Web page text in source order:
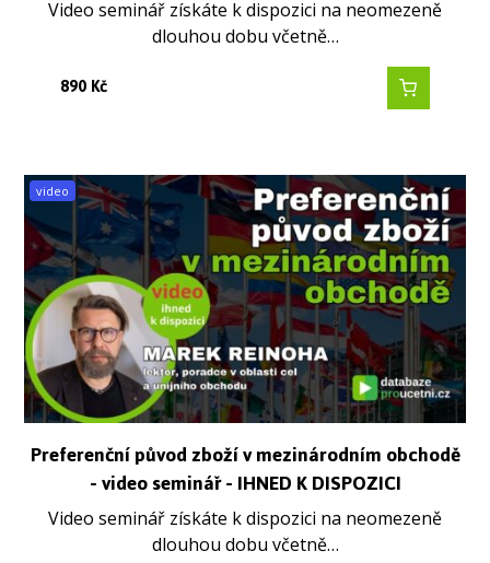
Video seminář získáte k dispozici na neomezeně
dlouhou dobu včetně…
890Kč
video
Preferenční původ zboží v mezinárodním obchodě
- video seminář - IHNED K DISPOZICI
Video seminář získáte k dispozici na neomezeně
dlouhou dobu včetně…